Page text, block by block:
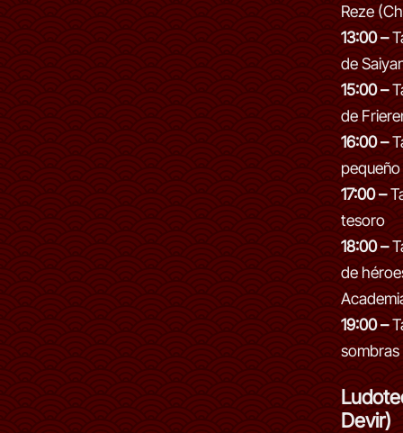
Reze
13:00 –
de
15:00 –
de
16:00 –
17:00 –
tesoro
18:00 –
de
19:00 –
sombras
Devir)